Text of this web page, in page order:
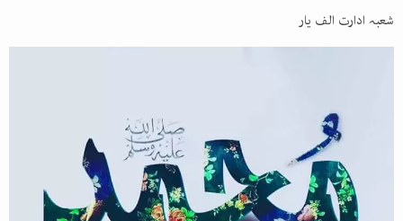
شعبہ ادارت الف یار